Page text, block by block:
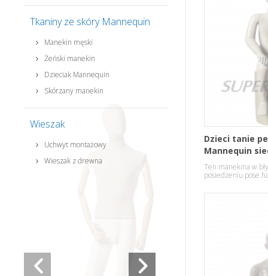
Tkaniny ze skóry Mannequin
Manekin męski
Żeński manekin
Dzieciak Mannequin
Skórzany manekin
Wieszak
Uchwyt montażowy
Wieszak z drewna
Dzieci tanie
Mannequin
Ten manekina w
posiedzeniu
ramiona i ręce do